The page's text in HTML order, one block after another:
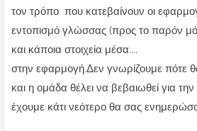
τον τρόπο που κατεβαίνουν οι
εντοπισμό γλώσσας (προς το παρόν
και κάποια στοιχεία μέσα....
στην εφαρμογή.Δεν γνωρίζουμε πότε
και η ομάδα θέλει να βεβαιωθεί για
έχουμε κάτι νεότερο θα σας